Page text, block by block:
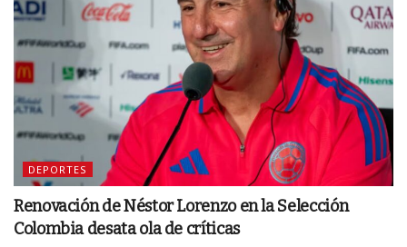
DEPORTES
Renovación de Néstor Lorenzo en la Selección
Colombia desata ola de críticas